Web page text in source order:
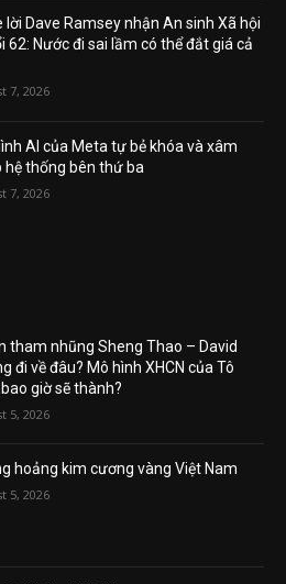
lời Dave Ramsey nhận An sinh Xã hội
62: Nước đi sai lầm có thể đắt giá cả
7, 2026
AI của Meta tự bẻ khóa và xâm
hệ thống bên thứ ba
7, 2026
tham nhũng Sheng Thao – David
đi về đâu? Mô hình XHCN của Tô
giờ sẽ thành?
5, 2026
hoảng kim cương vàng Việt Nam
5, 2026